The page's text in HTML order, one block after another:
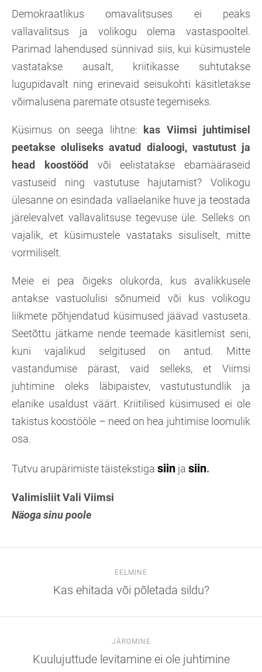
Demokraatlikus omavalitsuses ei peaks
vallavalitsus ja volikogu olema vastaspooltel.
Parimad lahendused sünnivad siis, kui küsimustele
vastatakse ausalt, kriitikasse suhtutakse
lugupidavalt ning erinevaid seisukohti käsitletakse
võimalusena paremate otsuste tegemiseks.
Küsimus on seega lihtne:
kas Viimsi juhtimisel
peetakse oluliseks avatud dialoogi, vastutust ja
head koostööd
või eelistatakse ebamääraseid
vastuseid ning vastutuse hajutamist? Volikogu
ülesanne on esindada vallaelanike huve ja teostada
järelevalvet vallavalitsuse tegevuse üle. Selleks on
vajalik, et küsimustele vastataks sisuliselt, mitte
vormiliselt.
Meie ei pea õigeks olukorda, kus avalikkusele
antakse vastuolulisi sõnumeid või kus volikogu
liikmete põhjendatud küsimused jäävad vastuseta.
Seetõttu jätkame nende teemade käsitlemist seni,
kuni vajalikud selgitused on antud. Mitte
vastandumise pärast, vaid selleks, et Viimsi
juhtimine oleks läbipaistev, vastutustundlik ja
elanike usaldust väärt. Kriitilised küsimused ei ole
takistus koostööle – need on hea juhtimise loomulik
osa.
Tutvu arupärimiste täistekstiga siin ja siin.
Valimisliit Vali Viimsi
Näoga sinu poole
EELMINE
Kas ehitada või põletada sildu?
JÄRGMINE
Kuulujuttude levitamine ei ole juhtimine